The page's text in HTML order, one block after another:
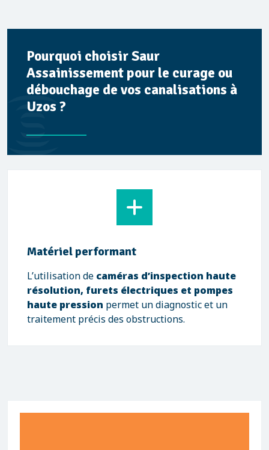
Pourquoi choisir Saur
Assainissement pour le curage ou
débouchage de vos canalisations à
Uzos ?
Matériel performant
L’utilisation de caméras d’inspection haute
résolution, furets électriques et pompes
haute pression permet un diagnostic et un
traitement précis des obstructions.